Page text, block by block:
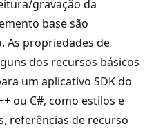
gravação da
base são
As propriedades de
dos recursos básicos
um aplicativo SDK do
ou C#, como estilos e
referências de recurso